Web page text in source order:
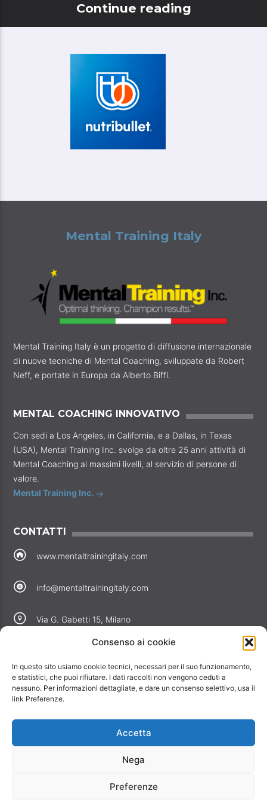
Consenso ai cookie
In questo sito usiamo cookie tecnici, necessari per il suo funzionamento,
e statistici, che puoi rifiutare. I dati raccolti non vengono ceduti a
nessuno. Per informazioni dettagliate, e dare un consenso selettivo, usa il
link Preferenze.
Accetta
Nega
Preferenze
Continue reading
Mental Training Italy
Mental Training Italy è un progetto di diffusione internazionale
di nuove tecniche di Mental Coaching, sviluppate da Robert
Neff, e portate in Europa da Alberto Biffi.
MENTAL COACHING INNOVATIVO
Con sedi a Los Angeles, in California, e a Dallas, in Texas
(USA), Mental Training Inc. svolge da oltre 25 anni attività di
Mental Coaching ai massimi livelli, al servizio di persone di
valore.
Mental Training Inc.
CONTATTI
www.mentaltrainingitaly.com
info@mentaltrainingitaly.com
Via G. Gabetti 15, Milano
Perché noi
Offerte
Informativa privacy
Informativa cookie